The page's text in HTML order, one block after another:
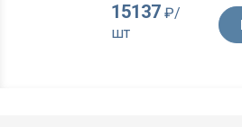
15137₽/
шт